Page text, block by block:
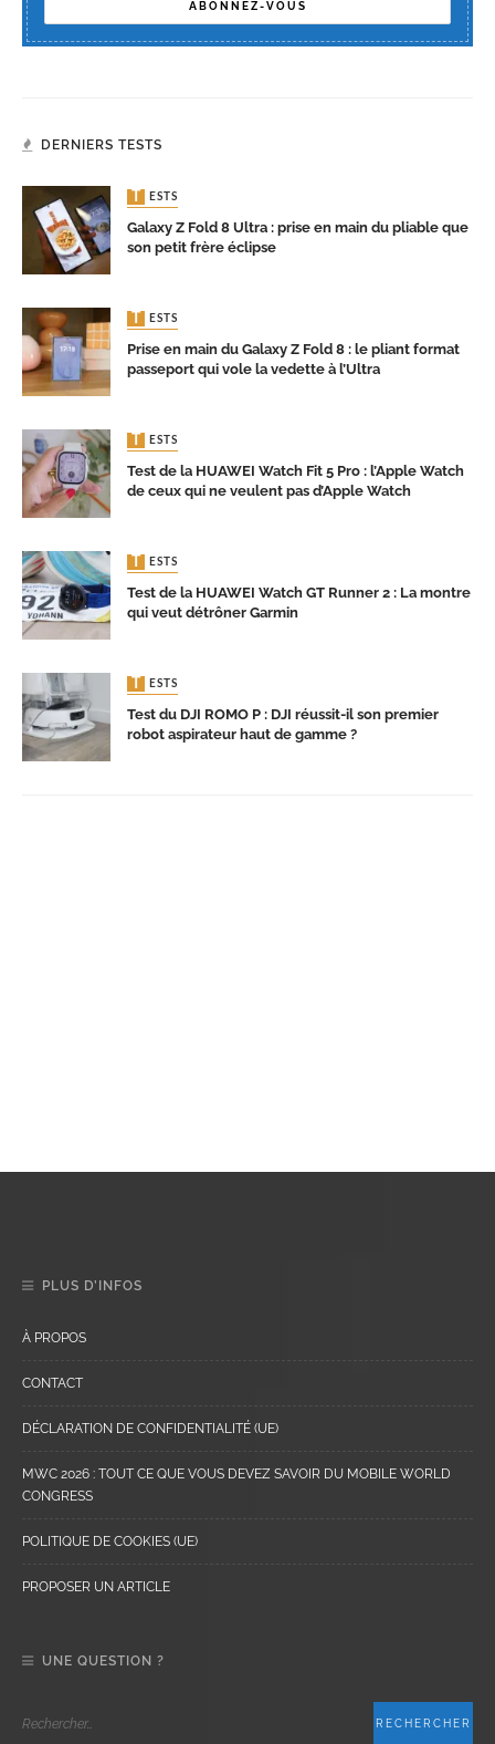
DERNIERS TESTS
TESTS
Galaxy Z Fold 8 Ultra : prise en main du pliable que
son petit frère éclipse
TESTS
Prise en main du Galaxy Z Fold 8 : le pliant format
passeport qui vole la vedette à l’Ultra
TESTS
Test de la HUAWEI Watch Fit 5 Pro : l’Apple Watch
de ceux qui ne veulent pas d’Apple Watch
TESTS
Test de la HUAWEI Watch GT Runner 2 : La montre
qui veut détrôner Garmin
TESTS
Test du DJI ROMO P : DJI réussit-il son premier
robot aspirateur haut de gamme ?
PLUS D’INFOS
À PROPOS
CONTACT
DÉCLARATION DE CONFIDENTIALITÉ (UE)
MWC 2026 : TOUT CE QUE VOUS DEVEZ SAVOIR DU MOBILE WORLD
CONGRESS
POLITIQUE DE COOKIES (UE)
PROPOSER UN ARTICLE
UNE QUESTION ?